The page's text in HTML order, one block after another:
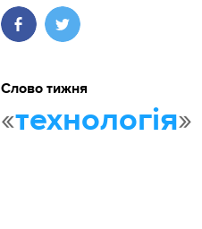
Слово тижня
«технологія»